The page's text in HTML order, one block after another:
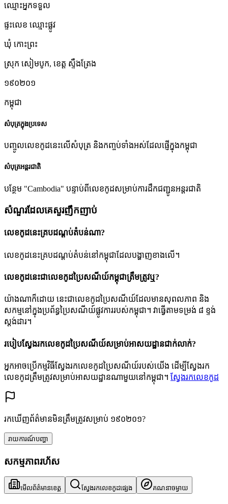
ឈ្មោះអ្នកទទួល
ផ្ទះលេខ ឈ្មោះផ្លូវ
ឃុំ កោះព្រះ
ស្រុក សៀមបូក, ខេត្ត ស្ទឹងត្រែង
១៩០២០១
កម្ពុជា
សំបុត្រក្នុងប្រទេស
បញ្ចូលលេខកូដនេះលើសំបុត្រ និងកញ្ចប់ទាំងអស់ដែលផ្ញើក្នុងកម្ពុជា
សំបុត្រអន្តរជាតិ
បន្ថែម "Cambodia" បន្ទាប់ពីលេខកូដសម្រាប់ការដឹកជញ្ជូនអន្តរជាតិ
សំណួរដែលគេសួរញឹកញាប់
លេខកូដនេះគ្របដណ្តប់តំបន់ណា?
លេខកូដនេះគ្របដណ្តប់តំបន់នៅកម្ពុជាដែលបង្ហាញខាងលើ។
លេខកូដនេះជាលេខកូដប្រៃសណីយ៍កម្ពុជាត្រឹមត្រូវឬ?
យ៉ាងណាក៏ដោយ នេះជាលេខកូដប្រៃសណីយ៍ដែលមានសុពលភាព និង
សកម្មនៅក្នុងប្រព័ន្ធប្រៃសណីយ៍ផ្លូវការរបស់កម្ពុជា។ វាធ្វើតាមទម្រង់ ៨ ខ្ទង់
ស្តង់ដារ។
របៀបស្វែងរកលេខកូដប្រៃសណីយ៍សម្រាប់អាសយដ្ឋានជាក់លាក់?
អ្នកអាចប្រើកម្មវិធីស្វែងរកលេខកូដប្រៃសណីយ៍របស់យើង ដើម្បីស្វែងរក
លេខកូដត្រឹមត្រូវសម្រាប់អាសយដ្ឋានណាមួយនៅកម្ពុជា។ ស្វែងរកលេខកូដ
រកឃើញព័ត៌មានមិនត្រឹមត្រូវសម្រាប់ ១៩០២០១?
រាយការណ៍បញ្ហា
សកម្មភាពរហ័ស
មើលព័ត៌មានខេត្ត ស្វែងរកលេខកូដផ្សេង គណនាចម្ងាយ